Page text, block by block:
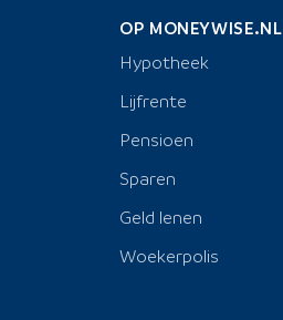
OP MONEYWISE.NL
Hypotheek
Lijfrente
Pensioen
Sparen
Geld lenen
Woekerpolis